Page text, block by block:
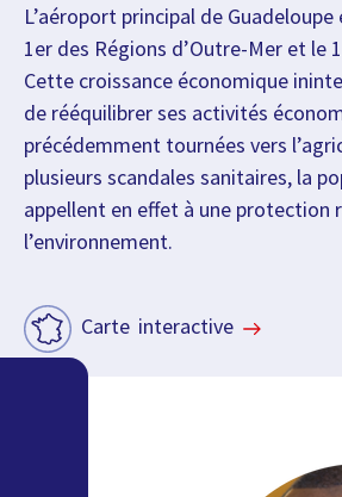
L’aéroport principal de
1er des Régions d’Outre-Mer et le
Cette croissance économique
de rééquilibrer ses activités
précédemment tournées vers
plusieurs scandales sanitaires, la
appellent en effet à une protection
l’environnement.
Carte interactive